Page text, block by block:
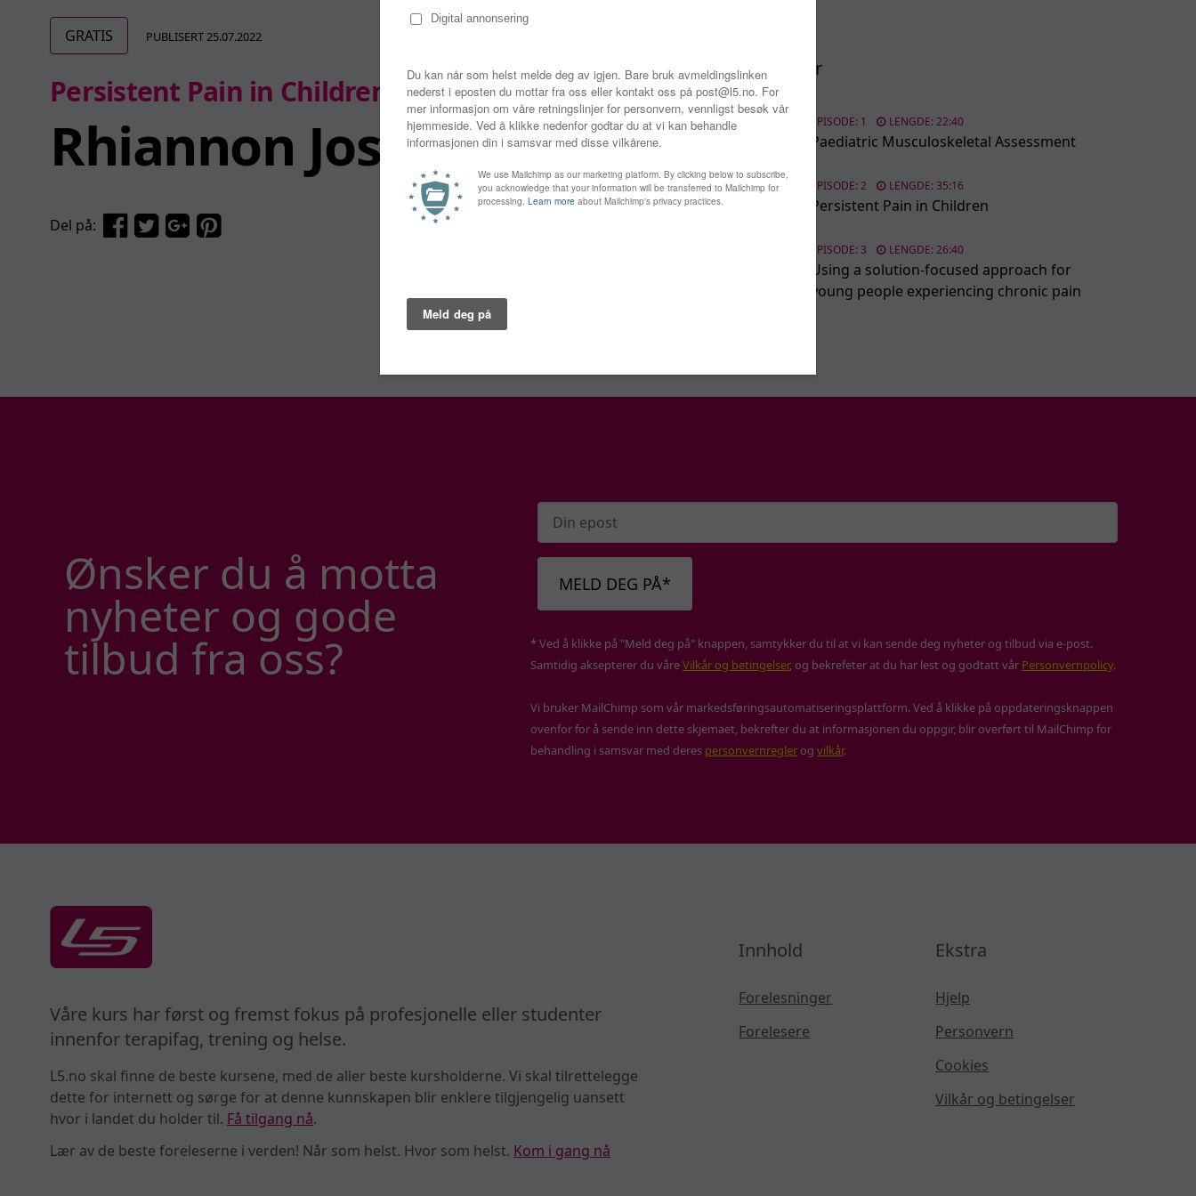
GRATIS PUBLISERT 25.07.2022
Persistent Pain in Children
Rhiannon Joslin Trailer
Del på:
Episoder
EPISODE: 1 LENGDE: 22:40
Paediatric Musculoskeletal Assessment
2 EPISODE: 2 LENGDE: 35:16
Persistent Pain in Children
EPISODE: 3 LENGDE: 26:40
Using a solution-focused approach for
young people experiencing chronic pain
Ønsker du å motta
nyheter og gode
tilbud fra oss?
MELD DEG PÅ*
* Ved å klikke på "Meld deg på" knappen, samtykker du til at vi kan sende deg nyheter og tilbud via e-post.
Samtidig aksepterer du våreVilkår og betingelser, og bekrefeter at du har lest og godtatt vår Personvernpolicy.
Vi bruker MailChimp som vår markedsføringsautomatiseringsplattform. Ved å klikke på oppdateringsknappen
ovenfor for å sende inn dette skjemaet, bekrefter du at informasjonen du oppgir, blir overført til MailChimp for
behandling i samsvar med deres personvernregler og vilkår.
Våre kurs har først og fremst fokus på profesjonelle eller studenter
innenfor terapifag, trening og helse.
L5.no skal finne de beste kursene, med de aller beste kursholderne. Vi skal tilrettelegge
dette for internett og sørge for at denne kunnskapen blir enklere tilgjengelig uansett
hvor i landet du holder til. Få tilgang nå.
Lær av de beste foreleserne i verden! Når som helst. Hvor som helst. Kom i gang nå
Innhold
Forelesninger
Forelesere
Ekstra
Hjelp
Personvern
Cookies
Vilkår og betingelser